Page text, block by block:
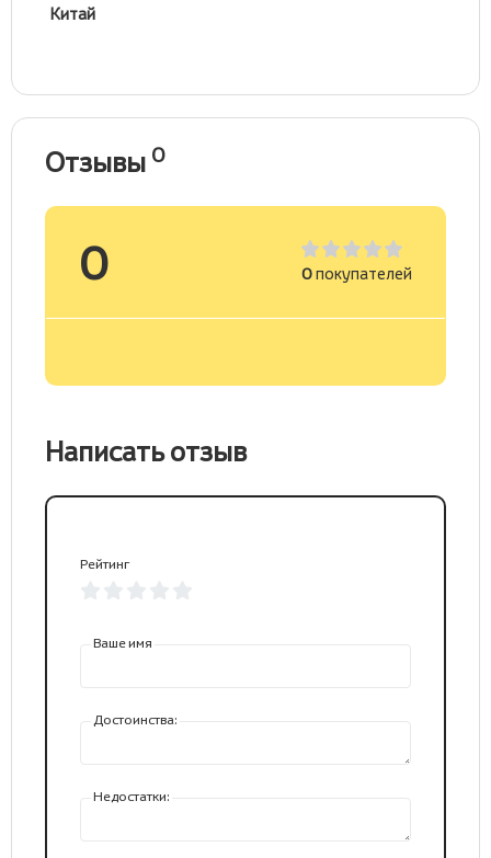
Китай
Отзывы 0
0 0покупателей
Написать отзыв
Рейтинг
Ваше имя
Достоинства:
Недостатки: